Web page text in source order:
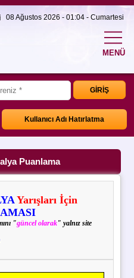
08 Ağustos 2026 - 01:04 - Cumartesi
MENÜ
GİRİŞ
Kullanıcı Adı Hatırlatma
Puanlama
Yarışları İçin
"güncel olarak" yalnız site